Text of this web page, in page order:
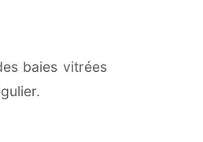
baies vitrées